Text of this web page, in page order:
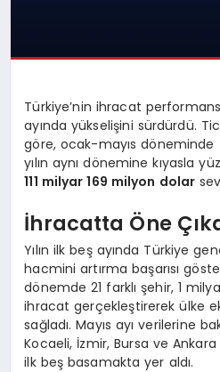
Türkiye’nin ihracat
ayında yükselişini sürdürdü.
göre, ocak-mayıs
yılın aynı dönemine kıyasla
111 milyar 169 milyon dolar
İhracatta Öne
Yılın ilk beş ayında Türkiye
hacmini artırma başarısı
dönemde 21 farklı şehir, 1
ihracat gerçekleştirerek ülke
sağladı. Mayıs ayı verilerine
Kocaeli, İzmir, Bursa ve
ilk beş basamakta yer aldı.